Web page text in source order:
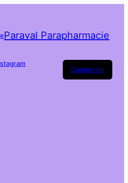
Paraval Parapharmacie
Connexion